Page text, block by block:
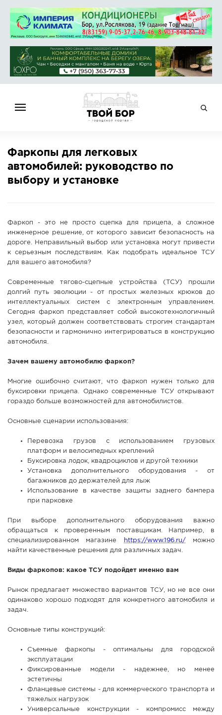
НОВОСТИ
СПРАВОЧНИК
ОБЪЯВЛЕНИЯ
СПРАВКА
КАМЕРЫ
КОНКУРСЫ
СТАТЬИ
ПРЕДЛОЖИТЬ НОВОСТЬ
ФОТО
Фаркопы для легковых
автомобилей: руководство по
выбору и установке
Фаркоп - это не просто сцепка для прицепа, а сложное
инженерное решение, от которого зависит безопасность на
дороге. Неправильный выбор или установка могут привести
к серьезным последствиям. Как подобрать идеальное ТСУ
для вашего автомобиля?
Современные тягово-сцепные устройства (ТСУ) прошли
долгий путь эволюции - от простых железных крюков до
интеллектуальных систем с электронным управлением.
Сегодня фаркоп представляет собой высокотехнологичный
узел, который должен соответствовать строгим стандартам
безопасности и гармонично интегрироваться в конструкцию
автомобиля.
Зачем вашему автомобилю фаркоп?
Многие ошибочно считают, что фаркоп нужен только для
буксировки прицепа. Однако современные ТСУ открывают
гораздо больше возможностей для автомобилистов.
Основные сценарии использования:
Перевозка грузов с использованием грузовых
платформ и велосипедных креплений
Буксировка лодок, квадроциклов и другой техники
Установка дополнительного оборудования - от
багажников до держателей для лыж
Использование в качестве защиты заднего бампера
при парковке
При выборе дополнительного оборудования важно
обращаться к проверенным поставщикам. Например, в
специализированном магазине
https://www.196.ru/ можно
найти качественные решения для различных задач.
Виды фаркопов: какое ТСУ подойдет именно вам
Рынок предлагает множество вариантов ТСУ, но не все они
одинаково хорошо подходят для конкретного автомобиля и
задач.
Основные типы конструкций:
Съемные фаркопы - оптимальны для городской
эксплуатации
Фиксированные модели - надежнее, но менее
эстетичны
Фланцевые системы - для коммерческого транспорта и
тяжелых нагрузок
Универсальные конструкции - компромисс между